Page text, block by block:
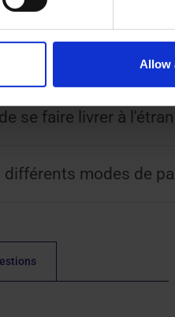
analytics partners who may
your use of their services.
Allow
se faire livrer à
différents modes de